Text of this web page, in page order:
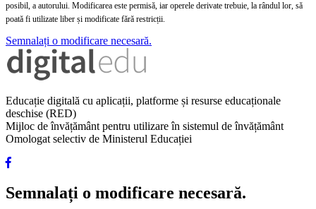
posibil, a autorului. Modificarea este permisă, iar operele derivate trebuie, la rândul lor, să
poată fi utilizate liber și modificate fără restricții.
Semnalați o modificare necesară.
Educație digitală cu aplicații, platforme și resurse educaționale
deschise (RED)
Mijloc de învățământ pentru utilizare în sistemul de învățământ
Omologat selectiv de Ministerul Educației
Semnalați o modificare necesară.